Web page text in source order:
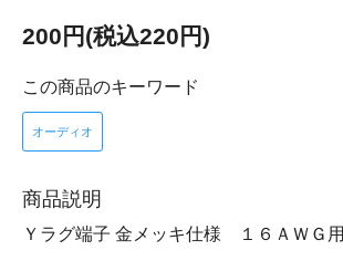
200円(税込220円)
この商品のキーワード
オーディオ
商品説明
Ｙラグ端子 金メッキ仕様 １６ＡＷＧ用